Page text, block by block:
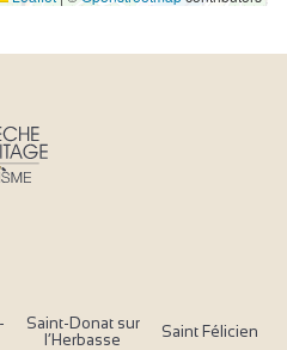
Saint-Donat sur
l’Herbasse
Saint Félicien